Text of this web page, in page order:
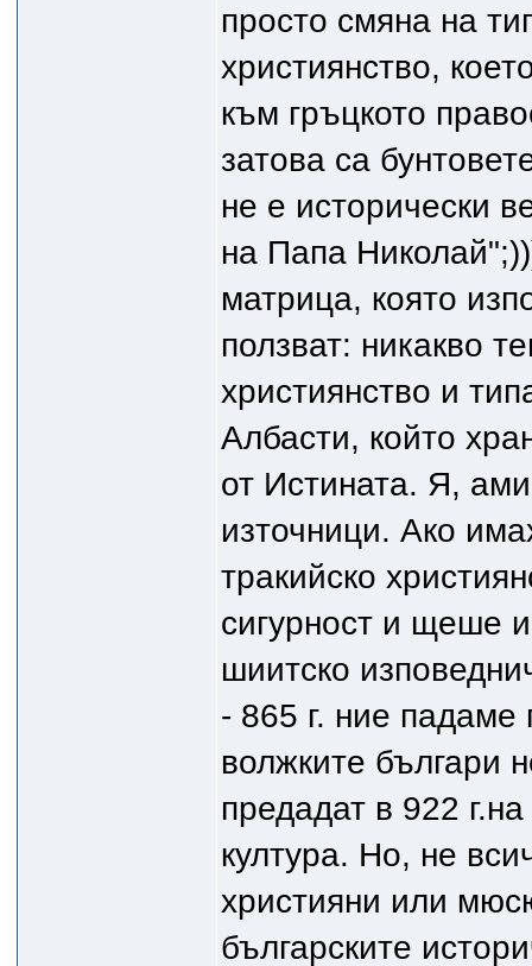
просто смяна на
християнство,
към гръцкото
затова са
не е исторически
на Папа
матрица, която
ползват: никакво
християнство и
Албасти, който
от Истината. Я,
източници. Ако
тракийско
сигурност и щеше
шиитско
- 865 г. ние падаме
волжките българи
предадат в 922
култура. Но, не
християни или
българските